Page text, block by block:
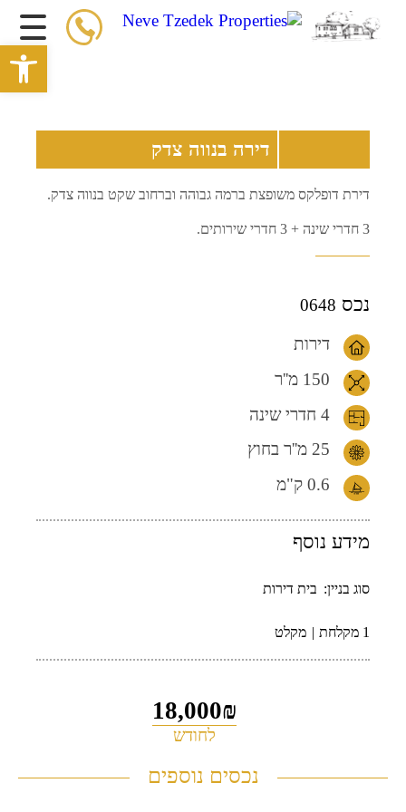
פתח
הושכר
דירה בנווה צדק
דירת דופלקס משופצת ברמה גבוהה וברחוב שקט בנווה צדק.
3 חדרי שינה + 3 חדרי שירותים.
נכס 0648
דירות
150 מ''ר
4 חדרי שינה
25 מ''ר
בחוץ
0.6 ק"מ
מידע נוסף
סוג בניין: בית דירות
1 מקלחת מקלט
18,000₪
לחודש
נכסים נוספים